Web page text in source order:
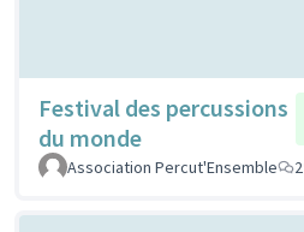
Festival des percussions
du monde
Association Percut'Ensemble
2